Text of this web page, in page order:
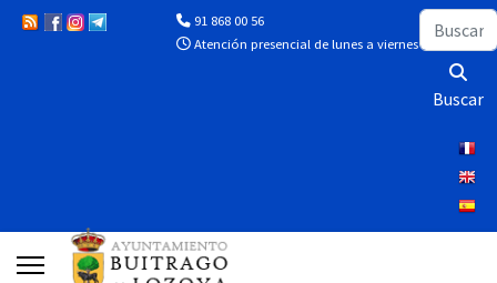
91 868 00 56
Atención presencial de lunes a viernes de 10:00 a
Buscar
Buscar